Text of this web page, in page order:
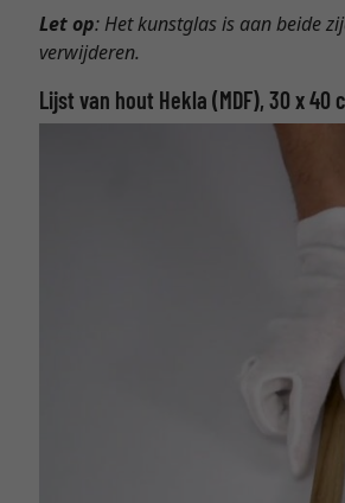
Let op: Het kunstglas is aan beide
verwijderen.
Lijst van hout Hekla (MDF), 30 x 40